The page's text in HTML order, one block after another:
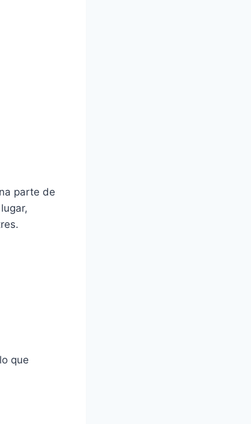
parte de
que